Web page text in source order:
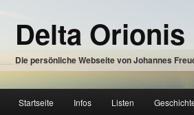
Inhalt
wechseln
Delta Orionis
Die persönliche Webseite von Johannes
Zum
Startseite Infos Listen